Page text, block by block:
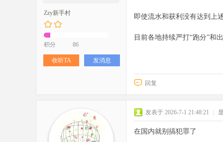
Zzy新手村
积分 86
收听TA 发消息
即使流水和获利没有达到上
目前各地持续严打“跑分”和
回复
发表于 2026-7-1 21:48:21
在国内就别搞犯罪了